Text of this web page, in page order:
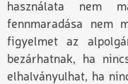
használata nem
fennmaradása nem
figyelmet az
bezárhatnak, ha
elhalványulhat, ha